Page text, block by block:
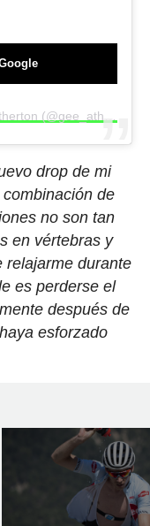
drop de mi
de
no son tan
en vértebras y
relajarme durante
es perderse el
después de
esforzado